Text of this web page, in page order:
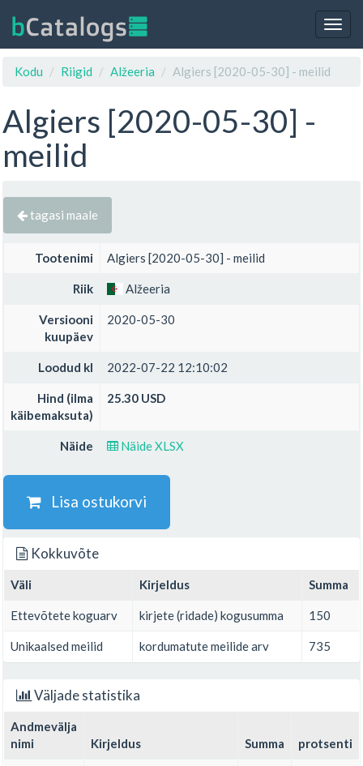
Kodu
Riigid Alžeeria Algiers [2020-05-30] - meilid
Algiers [2020-05-30] -
meilid
tagasi maale
Tootenimi Algiers [2020-05-30] - meilid
Riik Alžeeria
Versiooni
kuupäev
2020-05-30
Loodud kl 2022-07-22 12:10:02
Hind (ilma
käibemaksuta)
25.30 USD
Näide Näide XLSX
Lisa ostukorvi
Kokkuvõte
Väli Kirjeldus Summa
Ettevõtete koguarv kirjete (ridade) kogusumma 150
Unikaalsed meilid kordumatute meilide arv 735
Väljade statistika
Andmevälja
nimi
Kirjeldus Summa protsenti